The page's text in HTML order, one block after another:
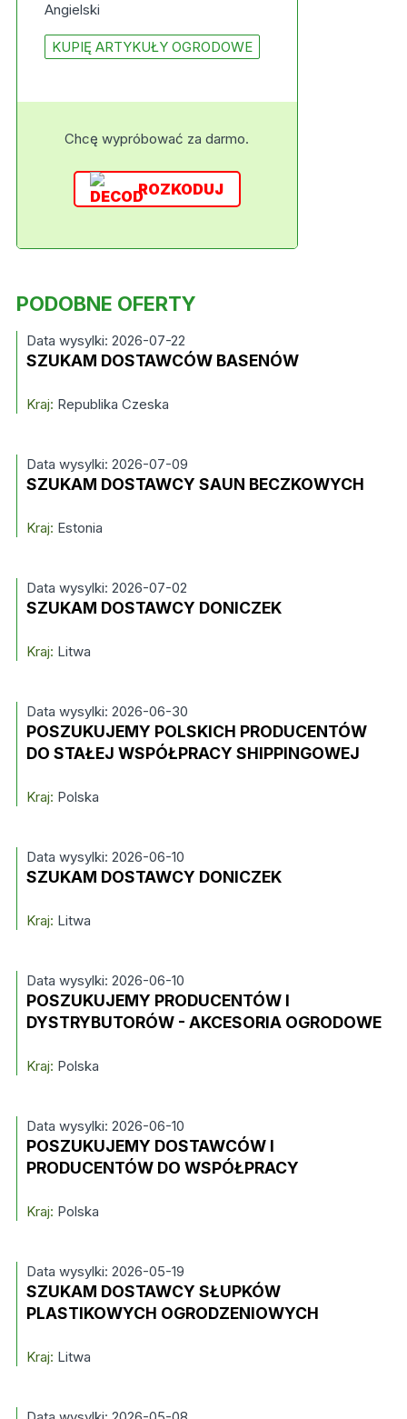
Angielski
KUPIĘ ARTYKUŁY OGRODOWE
Chcę wypróbować za darmo.
ROZKODUJ
PODOBNE OFERTY
Data wysylki: 2026-07-22
SZUKAM DOSTAWCÓW BASENÓW
Kraj: Republika Czeska
Data wysylki: 2026-07-09
SZUKAM DOSTAWCY SAUN BECZKOWYCH
Kraj: Estonia
Data wysylki: 2026-07-02
SZUKAM DOSTAWCY DONICZEK
Kraj: Litwa
Data wysylki: 2026-06-30
POSZUKUJEMY POLSKICH PRODUCENTÓW
DO STAŁEJ WSPÓŁPRACY SHIPPINGOWEJ
Kraj: Polska
Data wysylki: 2026-06-10
SZUKAM DOSTAWCY DONICZEK
Kraj: Litwa
Data wysylki: 2026-06-10
POSZUKUJEMY PRODUCENTÓW I
DYSTRYBUTORÓW - AKCESORIA OGRODOWE
Kraj: Polska
Data wysylki: 2026-06-10
POSZUKUJEMY DOSTAWCÓW I
PRODUCENTÓW DO WSPÓŁPRACY
Kraj: Polska
Data wysylki: 2026-05-19
SZUKAM DOSTAWCY SŁUPKÓW
PLASTIKOWYCH OGRODZENIOWYCH
Kraj: Litwa